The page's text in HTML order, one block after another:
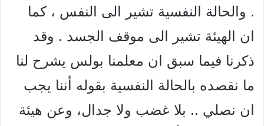
. والحالة النفسية تشير الى النفس ، كما
ان الهيئة تشير الى موقف الجسد . وقد
ذكرنا فيما سبق ان معلمنا بولس يشرح لنا
ما نقصده بالحالة النفسية بقوله أننا يجب
ان نصلي .. بلا غضب ولا جدال، وعن هيئة